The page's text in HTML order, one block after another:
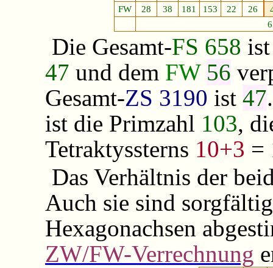
FW
28 38 181 153 22 26
Die Gesamt-FS 658
47 und dem FW 56
Gesamt-ZS 3190 ist47
ist die Primzahl 103,
Tetraktyssterns 10+3 =
Das Verhältnis der
Auch sie sind
Hexagonachsen
ZW/FW-Verrechnung